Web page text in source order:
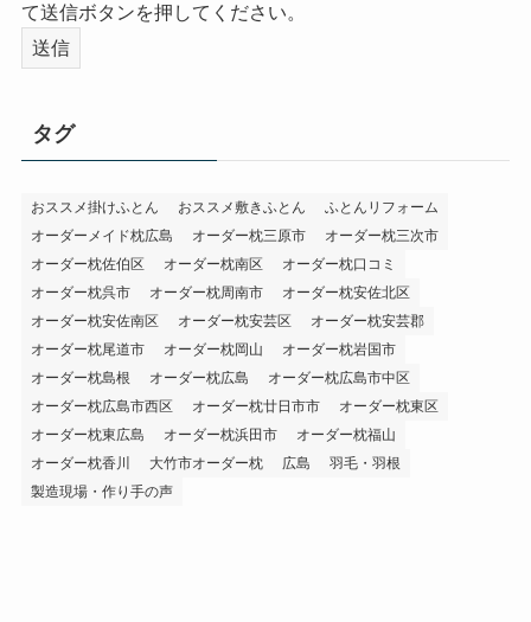
て送信ボタンを押してください。
タグ
おススメ掛けふとん おススメ敷きふとん
ふとんリフォーム
オーダーメイド枕広島
オーダー枕三原市
オーダー枕三次市
オーダー枕佐伯区
オーダー枕南区
オーダー枕口コミ
オーダー枕呉市
オーダー枕周南市
オーダー枕安佐北区
オーダー枕安佐南区
オーダー枕安芸区
オーダー枕安芸郡
オーダー枕尾道市
オーダー枕岡山
オーダー枕岩国市
オーダー枕島根
オーダー枕広島
オーダー枕広島市中区
オーダー枕広島市西区
オーダー枕廿日市市
オーダー枕東区
オーダー枕東広島
オーダー枕浜田市
オーダー枕福山
オーダー枕香川
大竹市オーダー枕 広島
羽毛・羽根
製造現場・作り手の声